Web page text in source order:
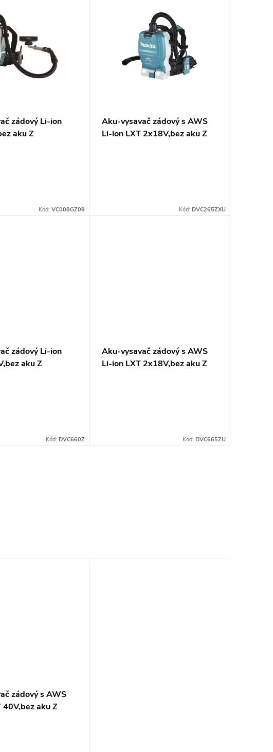
zádový Li-ion
aku Z
Kód: VC008GZ09
Aku-vysavač zádový s AWS
Li-ion LXT 2x18V,bez aku Z
Kód: DVC265ZXU
zádový Li-ion
aku Z
Kód: DVC660Z
Aku-vysavač zádový s AWS
Li-ion LXT 2x18V,bez aku Z
Kód: DVC665ZU
zádový s AWS
40V,bez aku Z